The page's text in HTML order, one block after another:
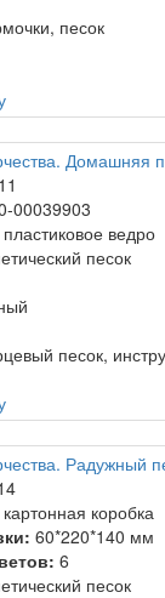
песок
Домашняя
00039903
пластиковое ведро
песок
песок,
Радужный
картонная коробка
60*220*140 мм
6
песок